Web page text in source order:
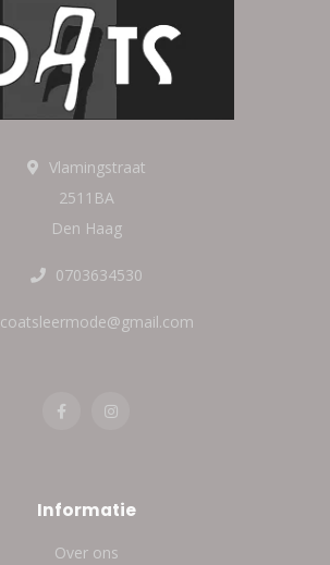
Vlamingstraat
2511BA
Den Haag
0703634530
coatsleermode@gmail.com
Informatie
Over ons